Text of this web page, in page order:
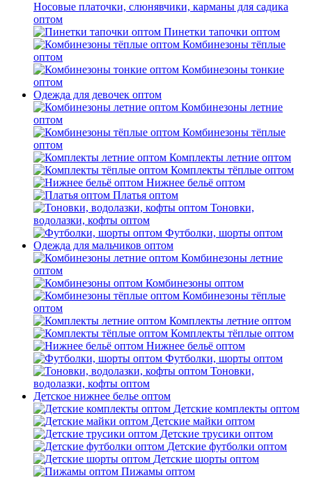
Носовые платочки, слюнявчики, карманы для садика
оптом
Пинетки тапочки оптом
Комбинезоны тёплые
оптом
Комбинезоны тонкие
оптом
Одежда для девочек оптом
Комбинезоны летние
оптом
Комбинезоны тёплые
оптом
Комплекты летние оптом
Комплекты тёплые оптом
Нижнее бельё оптом
Платья оптом
Тоновки,
водолазки, кофты оптом
Футболки, шорты оптом
Одежда для мальчиков оптом
Комбинезоны летние
оптом
Комбинезоны оптом
Комбинезоны тёплые
оптом
Комплекты летние оптом
Комплекты тёплые оптом
Нижнее бельё оптом
Футболки, шорты оптом
Тоновки,
водолазки, кофты оптом
Детское нижнее белье оптом
Детские комплекты оптом
Детские майки оптом
Детские трусики оптом
Детские футболки оптом
Детские шорты оптом
Пижамы оптом